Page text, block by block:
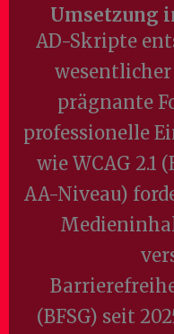
Umsetzung
AD-Skripte
prägnante
professionelle
wie WCAG 2.1
AA-Niveau)
(BFSG) seit